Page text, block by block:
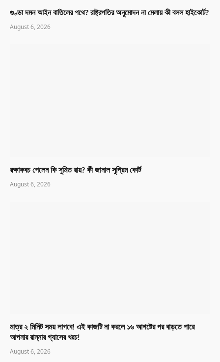
গুণ্ডা দমন আইন বাতিলের পথে? রাষ্ট্রপতির অনুমোদন না মেলায় কী বলল হাইকোর্ট?
August 6, 2026
রক্ষাকবচ পেলেন কি সুমিত রায়? কী জানাল সুপ্রিম কোর্ট
August 6, 2026
মাত্র ২ মিনিট সময় লাগবে! এই কাজটি না করলে ১৬ আগষ্টের পর বাড়তে পারে
আপনার রান্নার গ্যাসের খরচ!
August 6, 2026